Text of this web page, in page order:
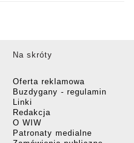
Na skróty
Oferta reklamowa
Buzdygany - regulamin
Linki
Redakcja
O WIW
Patronaty medialne